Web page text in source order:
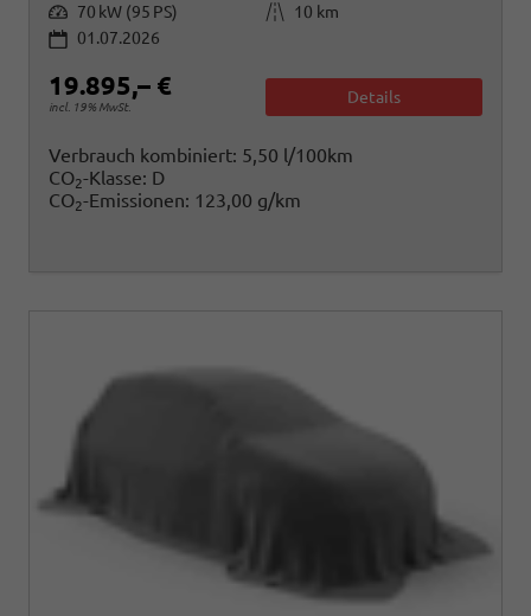
Leistung 70 kW (95 PS) Kilometerstand
10 km
01.07.2026
19.895,– €
incl. 19% MwSt.
Details
Verbrauch kombiniert: 5,50 l/100km
CO2-Klasse: D
CO2-Emissionen: 123,00 g/km